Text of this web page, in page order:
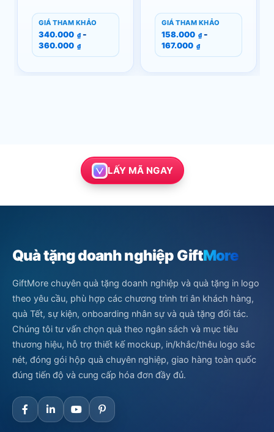
10500mAh GM-SDP05
GIÁ THAM KHẢO
340.000 ₫-
360.000 ₫
GIÁ THAM KHẢO
158.000 ₫-
167.000 ₫
LẤY MÃ NGAY
Quà tặng doanh nghiệp GiftMore
GiftMore chuyên quà tặng doanh nghiệp và quà tặng in logo
theo yêu cầu, phù hợp các chương trình tri ân khách hàng,
quà Tết, sự kiện, onboarding nhân sự và quà tặng đối tác.
Chúng tôi tư vấn chọn quà theo ngân sách và mục tiêu
thương hiệu, hỗ trợ thiết kế mockup, in/khắc/thêu logo sắc
nét, đóng gói hộp quà chuyên nghiệp, giao hàng toàn quốc
đúng tiến độ và cung cấp hóa đơn đầy đủ.